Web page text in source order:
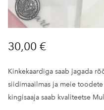
30,00 €
Kinkekaardiga saab jagada
siidimaailmas ja meie
kingisaaja saab kvaliteetse